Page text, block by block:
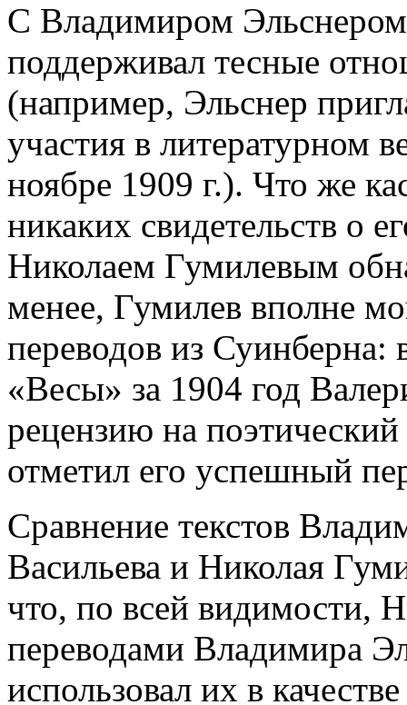
С Владимиром
поддерживал тесные
(например, Эльснер
участия в литературном
ноябре 1909 г.). Что же
никаких свидетельств о
Николаем Гумилевым
менее, Гумилев вполне
переводов из
«Весы» за 1904 год
рецензию на
отметил его успешный
Сравнение текстов
Васильева и Николая
что, по всей видимости,
переводами Владимира
использовал их в